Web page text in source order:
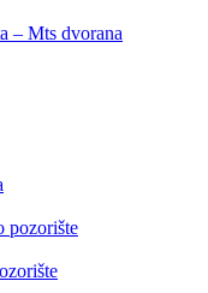
– Mts dvorana
pozorište